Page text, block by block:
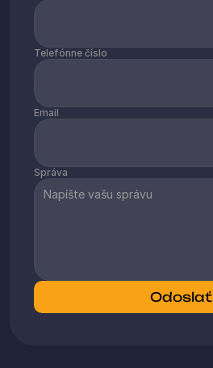
Telefónne číslo
Email
Správa
Odoslať